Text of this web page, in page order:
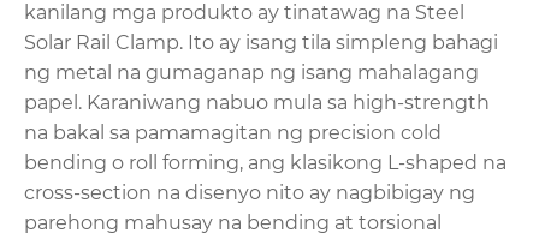
kanilang mga produkto ay tinatawag na Steel
Solar Rail Clamp. Ito ay isang tila simpleng bahagi
ng metal na gumaganap ng isang mahalagang
papel. Karaniwang nabuo mula sa high-strength
na bakal sa pamamagitan ng precision cold
bending o roll forming, ang klasikong L-shaped na
cross-section na disenyo nito ay nagbibigay ng
parehong mahusay na bending at torsional